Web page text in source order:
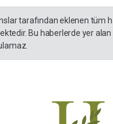
tarafından eklenen
Bu haberlerde yer